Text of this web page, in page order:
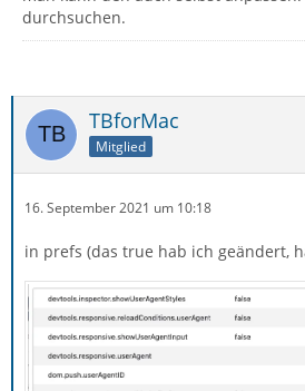
durchsuchen.
TBforMac
Mitglied
16. September 2021 um 10:18
in prefs (das true hab ich geändert,